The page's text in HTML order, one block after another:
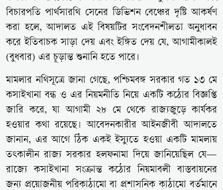
বিচারপতি পার্থসারথি সেনের ডিভিশন বেঞ্চের দৃষ্টি আকর্ষণ
করা হলে, আদালত এই বিষয়টির সংবেদনশীলতা অনুধাবন
করে ইতিবাচক সাড়া দেয় এবং ইঙ্গিত দেয় যে, আগামীকালই
(বুধবার) এর চূড়ান্ত শুনানি হতে পারে।
মামলার নথিসূত্রে জানা গেছে, পশ্চিমবঙ্গ সরকার গত ১৩ মে
কসাইখানা বন্ধ ও এর নিয়মনীতি নিয়ে একটি কঠোর বিজ্ঞপ্তি
জারি করে, যা আগামী ২৮ মে থেকে রাজ্যজুড়ে কার্যকর
হওয়ার কথা রয়েছে। আবেদনকারীর আইনজীবী আদালতে
জানান, এর আগে ঠিক একই ইস্যুতে হওয়া একটি মামলায়
তৎকালীন রাজ্য সরকার হলফনামা দিয়ে জানিয়েছিল যে—
রাজ্যে কসাইখানা সংক্রান্ত কঠোর নিয়মাবলী বাস্তবায়নের
জন্য প্রয়োজনীয় পরিকাঠামো বা প্রশাসনিক কাঠামো বর্তমানে